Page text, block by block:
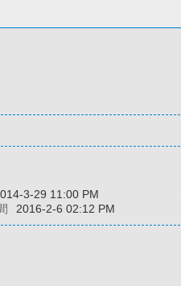
3-29 11:00 PM
2016-2-6 02:12 PM